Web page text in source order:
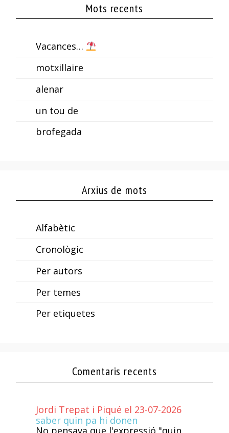
Mots recents
Vacances…
motxillaire
alenar
un tou de
brofegada
Arxius de mots
Alfabètic
Cronològic
Per autors
Per temes
Per etiquetes
Comentaris recents
Jordi Trepat i Piqué el 23-07-2026
saber quin pa hi donen
No pensava que l'expressió "quin